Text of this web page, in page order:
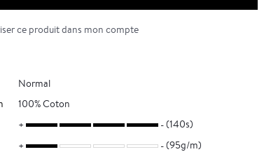
ce produit dans mon compte
Normal
100% Coton
(140s)
(95g/m)